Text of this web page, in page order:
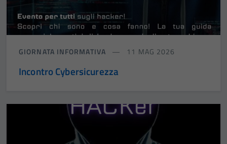
GIORNATA INFORMATIVA 11 MAG 2026
Incontro Cybersicurezza